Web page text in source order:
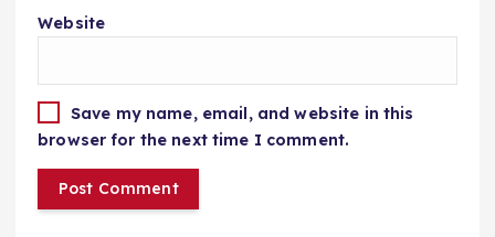
Website
Save my name, email, and website in this
browser for the next time I comment.